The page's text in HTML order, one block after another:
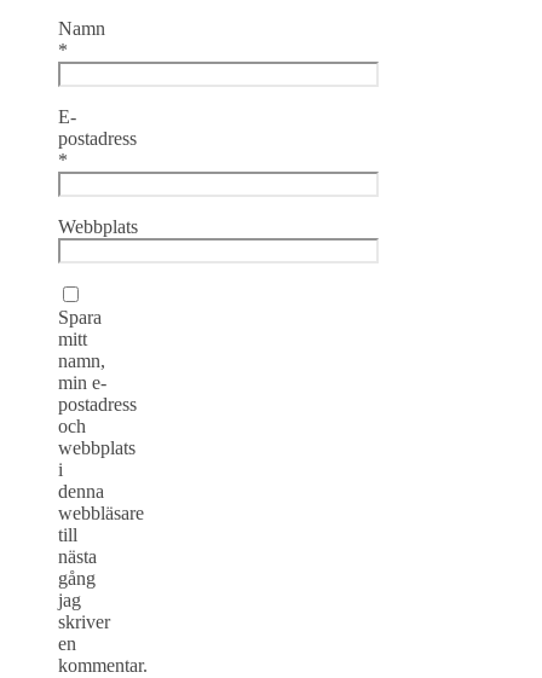
Namn
*
E-
postadress
*
Webbplats
Spara
mitt
namn,
min e-
postadress
och
webbplats
i
denna
webbläsare
till
nästa
gång
jag
skriver
en
kommentar.